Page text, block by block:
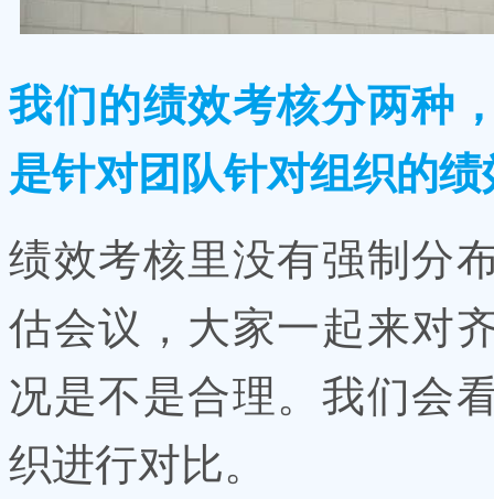
我们的绩效考核分两种
是针对团队针对组织的
绩效考核里没有强制分
估会议，大家一起来对
况是不是合理。我们会
织进行对比。